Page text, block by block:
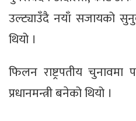
उल्ट्याउँदै नयाँ सजायको
थियो ।
फिलन राष्ट्रपतीय
प्रधानमन्त्री बनेको थियो ।